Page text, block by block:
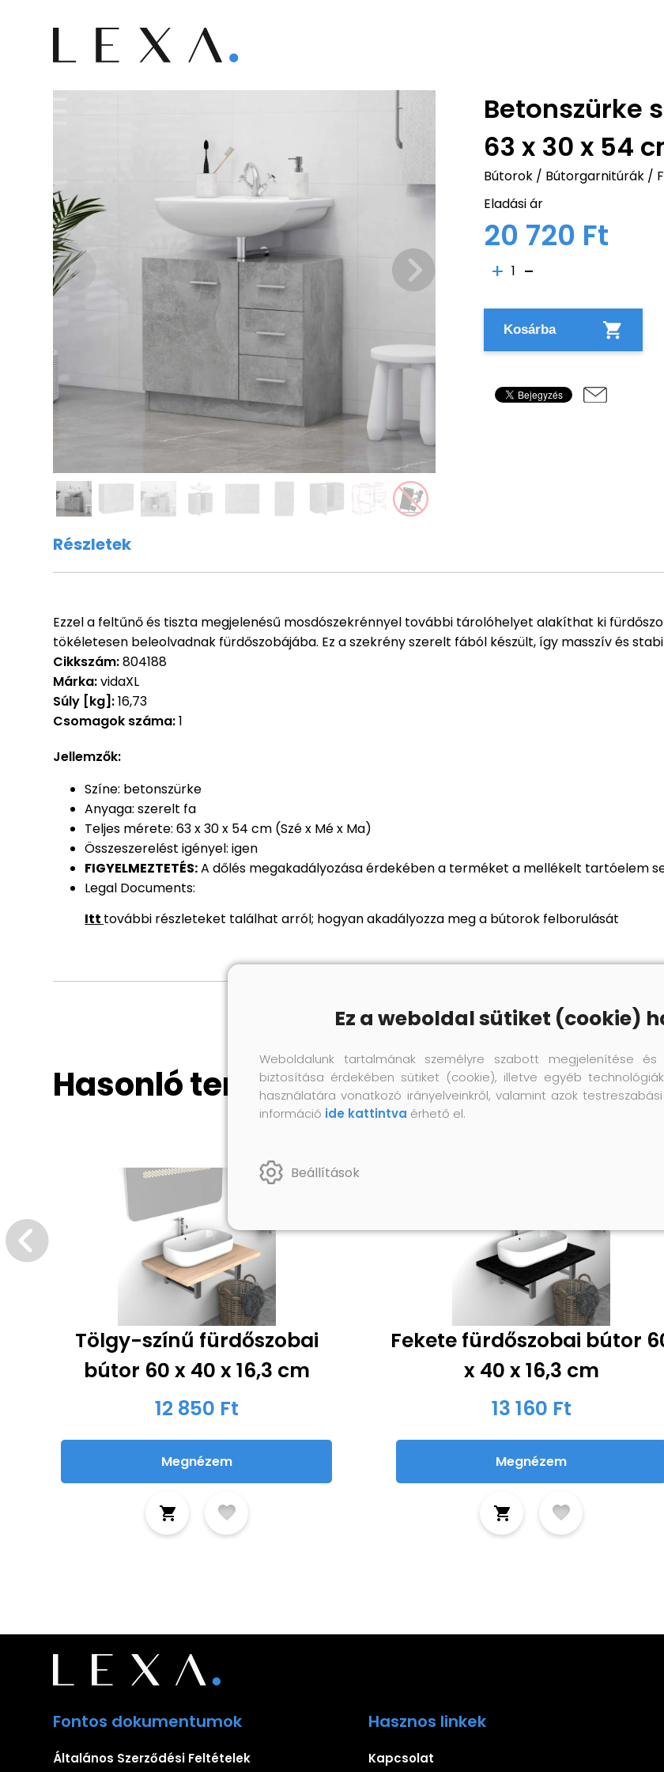
Betonszürke
63 x 30 x 54
Bútorok/ Bútorgarnitúrák/
Eladási ár
20 720 Ft
1
Kosárba
Részletek
Ezzel a feltűnő és tiszta megjelenésű mosdószekrénnyel további tárolóhelyet alakíthat ki
tökéletesen beleolvadnak fürdőszobájába. Ez a szekrény szerelt fából készült, így masszív és
Cikkszám:804188
Márka:vidaXL
Súly [kg]:16,73
Csomagok száma:1
Jellemzők:
Színe: betonszürke
Anyaga: szerelt fa
Teljes mérete: 63 x 30 x 54 cm (Szé x Mé x Ma)
Összeszerelést igényel: igen
FIGYELMEZTETÉS:A dőlés megakadályozása érdekében a terméket a mellékelt tartóelem
Legal Documents:
Itt további részleteket találhat arról; hogyan akadályozza meg a bútorok felborulását
Hasonló termékek
Tölgy-színű fürdőszobai
bútor 60 x 40 x 16,3 cm
12 850 Ft
Megnézem
Fekete fürdőszobai bútor
x 40 x 16,3 cm
13 160 Ft
Megnézem
Fontos dokumentumok
Általános Szerződési Feltételek
Hasznos linkek
Kapcsolat
Ez a weboldal sütiket (cookie)
Weboldalunk tartalmának személyre szabott megjelenítése
biztosítása érdekében sütiket (cookie), illetve egyéb
használatára vonatkozó irányelveinkről, valamint azok
információ ide kattintva érhető el.
Beállítások